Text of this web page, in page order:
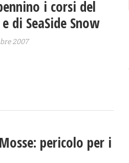
i corsi del
di SeaSide Snow
2007
pericolo per i